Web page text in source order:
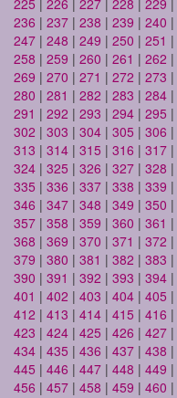
225 | 226 | 227 | 228 | 229 |
236 | 237 | 238 | 239 | 240 |
247 | 248 | 249 | 250 | 251 |
258 | 259 | 260 | 261 | 262 |
269 | 270 | 271 | 272 | 273 |
280 | 281 | 282 | 283 | 284 |
291 | 292 | 293 | 294 | 295 |
302 | 303 | 304 | 305 | 306 |
313 | 314 | 315 | 316 | 317 |
324 | 325 | 326 | 327 | 328 |
335 | 336 | 337 | 338 | 339 |
346 | 347 | 348 | 349 | 350 |
357 | 358 | 359 | 360 | 361 |
368 | 369 | 370 | 371 | 372 |
379 | 380 | 381 | 382 | 383 |
390 | 391 | 392 | 393 | 394 |
401 | 402 | 403 | 404 | 405 |
412 | 413 | 414 | 415 | 416 |
423 | 424 | 425 | 426 | 427 |
434 | 435 | 436 | 437 | 438 |
445 | 446 | 447 | 448 | 449 |
456 | 457 | 458 | 459 | 460 |